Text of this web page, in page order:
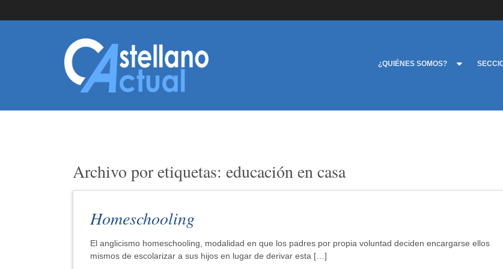
¿QUIÉNES SOMOS?
Archivo por etiquetas: educación en casa
Homeschooling
El anglicismo homeschooling, modalidad en que los padres por propia voluntad deciden encargarse ellos
mismos de escolarizar a sus hijos en lugar de derivar esta […]